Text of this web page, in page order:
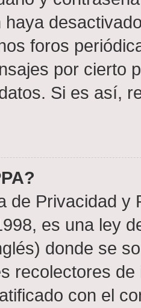
haya
foros
por cierto
Si es así,
de Privacidad
es una ley
donde se
recolectores
con el